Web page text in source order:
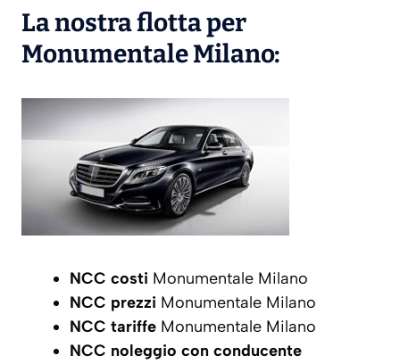
La nostra flotta per
Monumentale Milano:
NCC costi Monumentale Milano
NCC prezzi Monumentale Milano
NCC tariffe Monumentale Milano
NCC noleggio con conducente